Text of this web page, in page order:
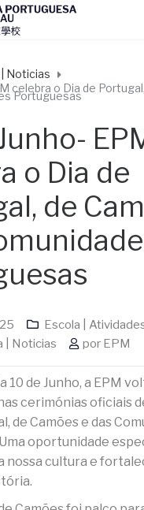
Noticias
celebra o Dia de
Portuguesas
o Dia de
de
Escola |
| Noticias por EPM
10 de Junho, a EPM
cerimónias oficiais
de Camões e das
oportunidade
nossa cultura e